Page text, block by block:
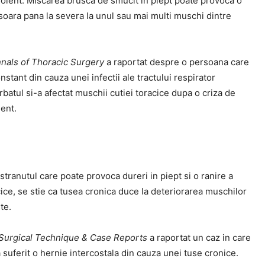
pana la severa la unul sau mai multi muschi dintre
of Thoracic Surgerya raportat despre o persoana care
din cauza unei infectii ale tractului respirator
si-a afectat muschii cutiei toracice dupa o criza de
care poate provoca dureri in piept si o ranire a
se stie ca tusea cronica duce la deteriorarea muschilor
Technique & Case Reports a raportat un caz in care
suferit o hernie intercostala din cauza unei tuse cronice.